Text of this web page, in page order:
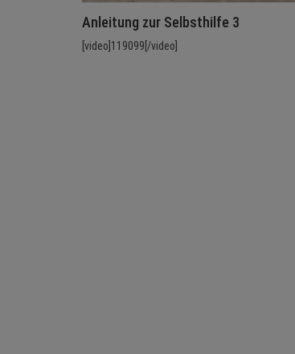
Anleitung zur Selbsthilfe 3
[video]119099[/video]